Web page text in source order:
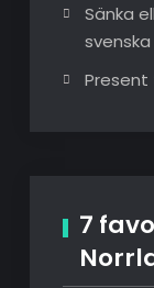
Sänka
7